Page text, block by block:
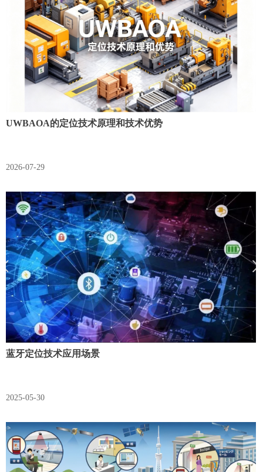
UWBAOA的定位技术原理和技术优势
2026-07-29
蓝牙定位技术应用场景
2025-05-30